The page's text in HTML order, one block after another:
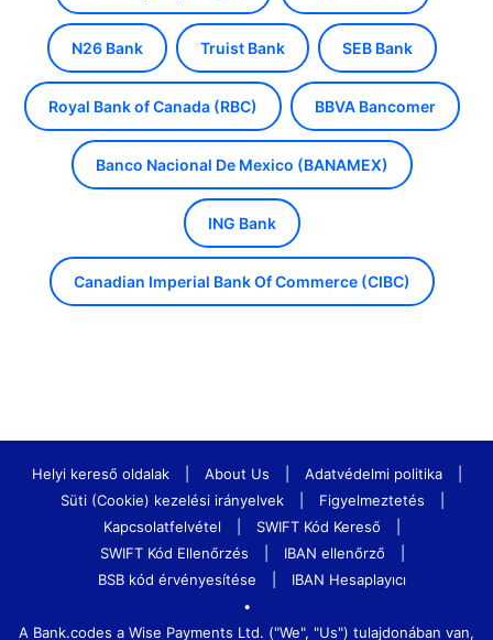
N26 Bank Truist Bank SEB Bank
Royal Bank of Canada (RBC) BBVA Bancomer
Banco Nacional De Mexico (BANAMEX)
ING Bank
Canadian Imperial Bank Of Commerce (CIBC)
Helyi kereső oldalak About Us Adatvédelmi politika
Süti (Cookie) kezelési irányelvek
Figyelmeztetés
Kapcsolatfelvétel
SWIFT Kód Kereső
SWIFT Kód Ellenőrzés
IBAN ellenőrző
BSB kód érvényesítése
IBAN Hesaplayıcı
•
A Bank.codes a Wise Payments Ltd. ("We", "Us") tulajdonában van,